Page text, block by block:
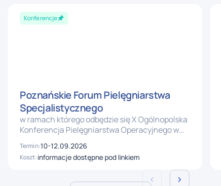
Konferencje
Poznańskie Forum Pielęgniarstwa
Specjalistycznego
w ramach którego odbędzie się X Ogólnopolska
Konferencja Pielęgniarstwa Operacyjnego w
Onkologii „10 lat – Od Human Factor do AI” oraz
II Konferencja Pielęgniarstwa Pediatrycznego
„Mały pacjent - wielkie potrzeby –
Interdyscyplinarne oblicze nowoczesnej
Termin:10-12.09.2026
Koszt:informacje dostępne pod linkiem